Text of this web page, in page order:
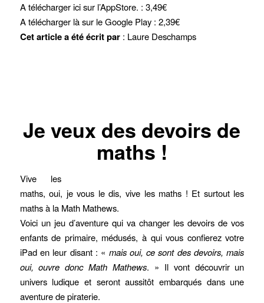
A télécharger icisur l’AppStore. : 3,49€
A télécharger làsur le Google Play : 2,39€
Cet article a été écrit par: Laure Deschamps
Je veux des devoirs de
maths !
Vive les
maths, oui, je vous le dis, vive les maths ! Et surtout les
maths à la Math Mathews.
Voici un jeu d’aventure qui va changer les devoirs de vos
enfants de primaire, médusés, à qui vous confierez votre
iPad en leur disant : « mais oui, ce sont des devoirs, mais
oui, ouvre donc Math Mathews. » Il vont découvrir un
univers ludique et seront aussitôt embarqués dans une
aventure de piraterie.